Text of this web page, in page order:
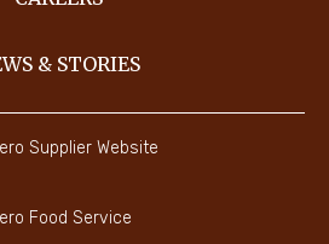
& STORIES
Supplier Website
Food Service